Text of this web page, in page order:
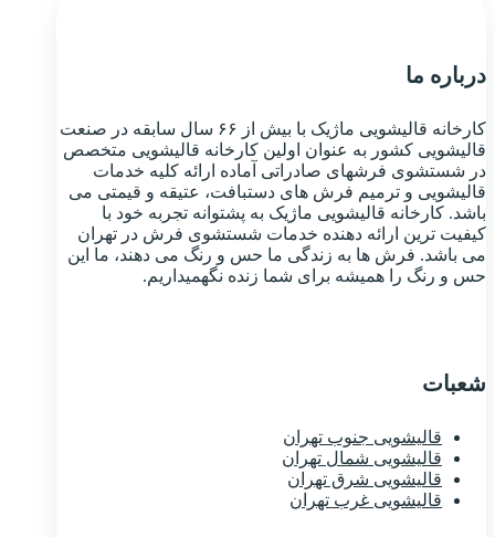
درباره ما
کارخانه قالیشویی ماژیک با بیش از ۶۶ سال سابقه در صنعت
قالیشویی کشور به عنوان اولین کارخانه قالیشویی متخصص
در شستشوی فرشهای صادراتی آماده ارائه کلیه خدمات
قالیشویی و ترمیم فرش های دستبافت، عتیقه و قیمتی می
باشد. کارخانه قالیشویی ماژیک به پشتوانه تجربه خود با
کیفیت ترین ارائه دهنده خدمات شستشوی فرش در تهران
می باشد. فرش ها به زندگی ما حس و رنگ می دهند، ما این
حس و رنگ را همیشه برای شما زنده نگهمیداریم.
شعبات
قالیشویی جنوب تهران
قالیشویی شمال تهران
قالیشویی شرق تهران
قالیشویی غرب تهران